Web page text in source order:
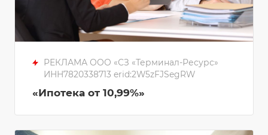
РЕКЛАМА ООО «СЗ «Терминал-Ресурс»
ИНН7820338713 erid:2W5zFJSegRW
«Ипотека от 10,99%»